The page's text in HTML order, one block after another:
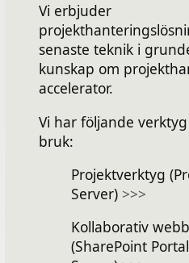
Vi erbjuder
senaste teknik i
kunskap om
accelerator.
Vi har följande
bruk:
Projektverktyg
Server) >>>
Kollaborativ
(SharePoint Portal